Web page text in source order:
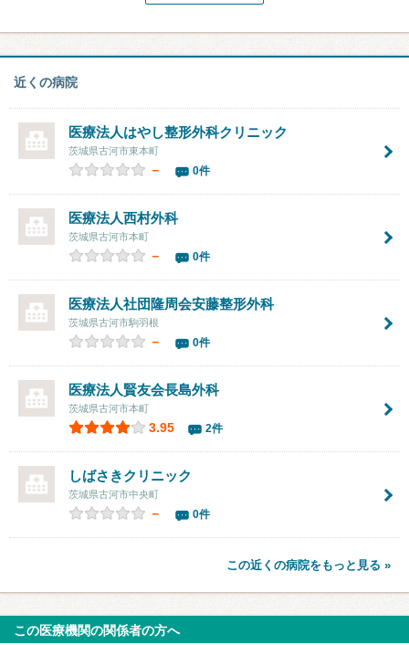
近くの病院
医療法人はやし整形外科クリニック
茨城県古河市東本町
－ 0件
医療法人西村外科
茨城県古河市本町
－ 0件
医療法人社団隆周会安藤整形外科
茨城県古河市駒羽根
－ 0件
医療法人賢友会長島外科
茨城県古河市本町
3.95 2件
しばさきクリニック
茨城県古河市中央町
－ 0件
この近くの病院をもっと見る »
この医療機関の関係者の方へ